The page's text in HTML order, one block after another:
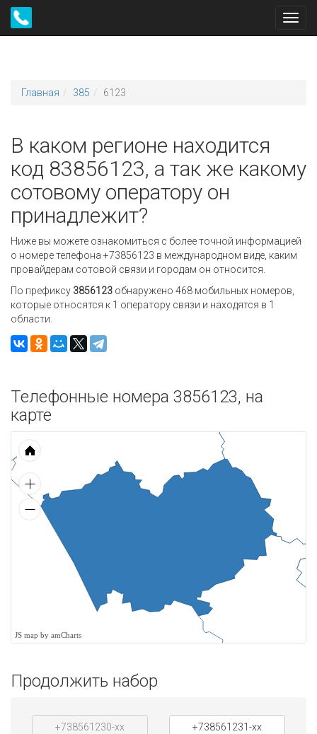
Главная 385 6123
В каком регионе находится
код 83856123, а так же какому
сотовому оператору он
принадлежит?
Ниже вы можете ознакомиться с более точной информацией
о номере телефона +73856123 в международном виде, каким
провайдерам сотовой связи и городам он относится.
По префиксу 3856123 обнаружено 468 мобильных номеров,
которые относятся к 1 оператору связи и находятся в 1
области.
Телефонные номера 3856123, на
карте
JS map by amCharts
Продолжить набор
+738561230-xx +738561231-xx